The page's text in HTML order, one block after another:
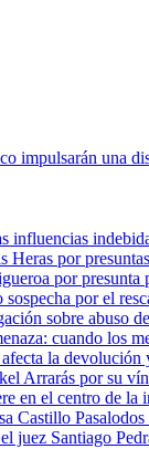
impulsarán una
por
por
por el
sobre abuso
cuando los
la
Arrarás por su
en el centro de la
Castillo
juez Santiago